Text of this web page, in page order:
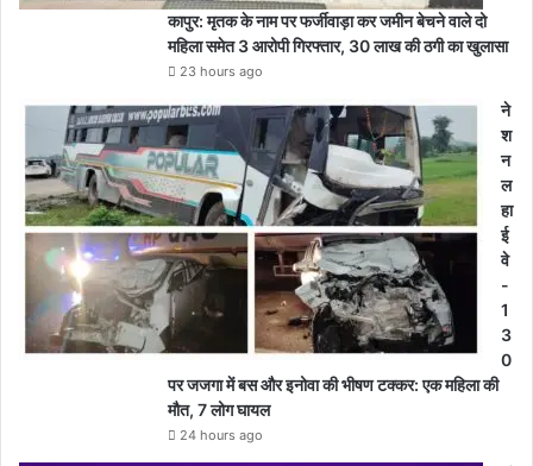
कापुर: मृतक के नाम पर फर्जीवाड़ा कर जमीन बेचने वाले दो
महिला समेत 3 आरोपी गिरफ्तार, 30 लाख की ठगी का खुलासा
23 hours ago
ने
श
न
ल
हा
ई
वे
-
1
3
0
पर जजगा में बस और इनोवा की भीषण टक्कर: एक महिला की
मौत, 7 लोग घायल
24 hours ago